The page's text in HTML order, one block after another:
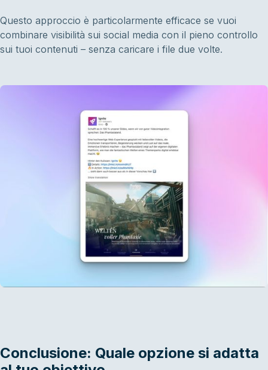
Questo approccio è particolarmente efficace se vuoi
combinare visibilità sui social media con il pieno controllo
sui tuoi contenuti – senza caricare i file due volte.
Conclusione: Quale opzione si adatta